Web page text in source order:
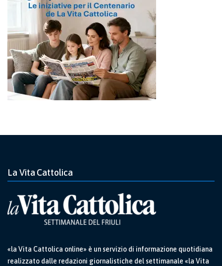
La Vita Cattolica
«la Vita Cattolica online» è un servizio di informazione quotidiana
realizzato dalle redazioni giornalistiche del settimanale «la Vita